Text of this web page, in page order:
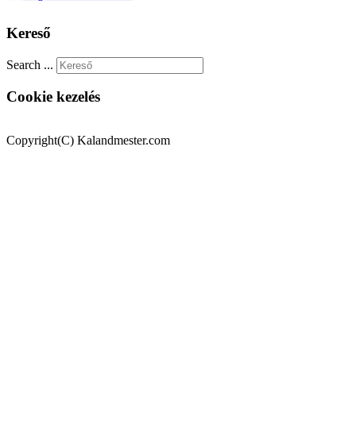
Kereső
Search ...
Cookie kezelés
Copyright(C) Kalandmester.com